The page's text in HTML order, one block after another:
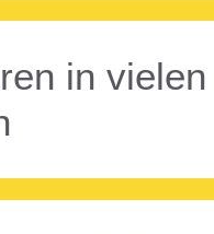
in vielen